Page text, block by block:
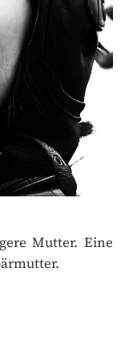
Mutter. Eine